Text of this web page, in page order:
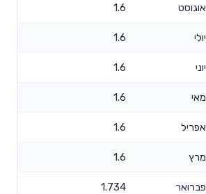
אוגוסט 1.6
יולי 1.6
יוני 1.6
מאי 1.6
אפריל 1.6
מרץ 1.6
פברואר 1.734